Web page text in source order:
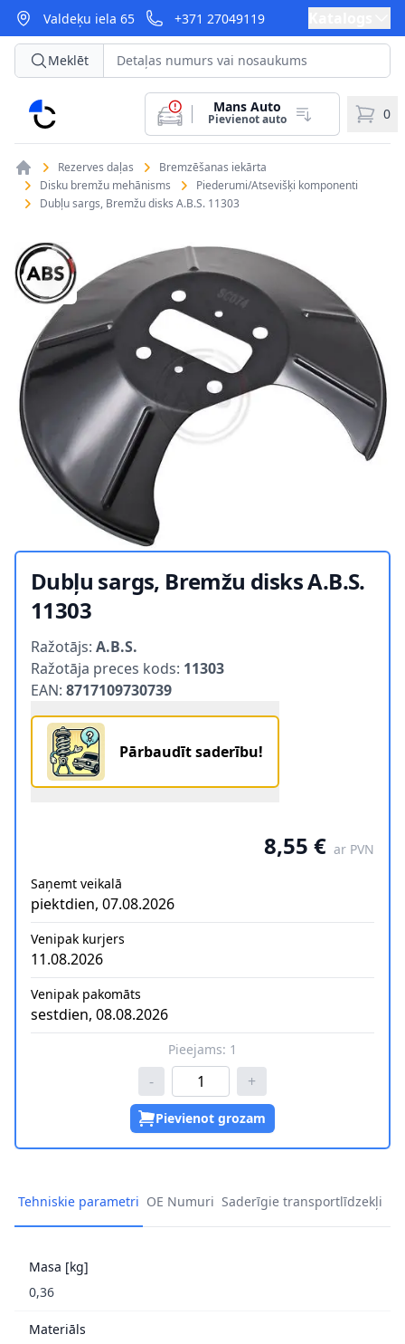
Valdeķu iela 65 +371 27049119
CarParts
Meklēt
Mans Auto
Pievienot auto 0
Rezerves daļas
Bremzēšanas iekārta
Disku bremžu mehānisms
Piederumi/Atsevišķi komponenti
Dubļu sargs, Bremžu disks A.B.S. 11303
Dubļu sargs, Bremžu disks A.B.S.
11303
Ražotājs: A.B.S.
Ražotāja preces kods: 11303
EAN: 8717109730739
Pārbaudīt saderību!
8,55 € ar PVN
Saņemt veikalā
piektdien, 07.08.2026
Venipak kurjers
11.08.2026
Venipak pakomāts
sestdien, 08.08.2026
Pieejams: 1
- +
Pievienot grozam
Tehniskie parametri OE Numuri Saderīgie transportlīdzekļi
Masa [kg]
0,36
Materiāls